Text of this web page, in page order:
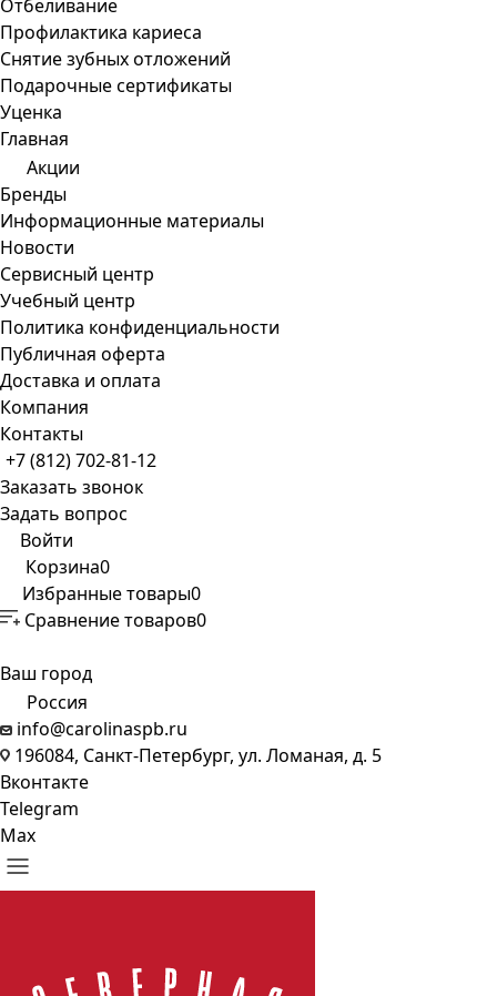
Отбеливание
Профилактика кариеса
Снятие зубных отложений
Подарочные сертификаты
Уценка
Главная
Акции
Бренды
Информационные материалы
Новости
Сервисный центр
Учебный центр
Политика конфиденциальности
Публичная оферта
Доставка и оплата
Компания
Контакты
+7 (812) 702-81-12
Заказать звонок
Задать вопрос
Войти
Корзина0
Избранные товары0
Сравнение товаров0
Ваш город
Россия
info@carolinaspb.ru
196084, Санкт-Петербург, ул. Ломаная, д. 5
Вконтакте
Telegram
Max